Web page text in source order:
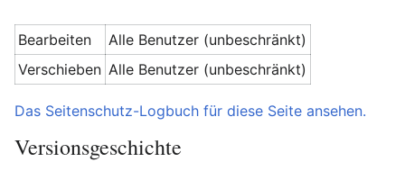
Bearbeiten
Alle Benutzer (unbeschränkt)
Verschieben Alle Benutzer (unbeschränkt)
Das Seitenschutz-Logbuch für diese Seite ansehen.
Versionsgeschichte